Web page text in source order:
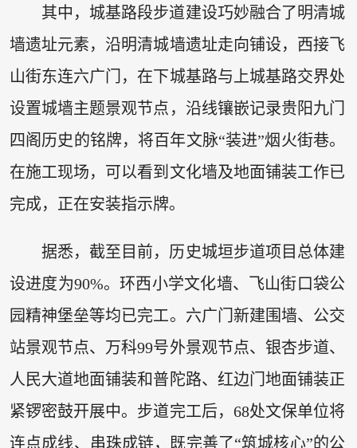
其中，城基路段步道建设巧妙融合了明清城
墙遗址元素，沿明清城墙遗址走向铺设，西接飞
山街东连六广门，在下城基路与上城基路交界处
设置城墙主题景观节点，沿线镶嵌记录贵阳九门
四阁历史的铭牌，将百年文脉“装进”烟火街巷。
在施工现场，可以看到文化墙及地面铺装工作已
完成，正在安装指示牌。
据悉，截至目前，历史城垣步道项目总体建
设进度为90%。环西小学文化墙、飞山街口袋公
园精神堡垒等均已完工。六广门新建围墙、公交
站景观节点、万科99号外景观节点、银杏步道、
人民大道地面铺装和普陀路、红边门地面铺装正
紧锣密鼓开展中。步道完工后，68处文保单位将
连点成线、串珠成链，既完善了“筑城核心”的公